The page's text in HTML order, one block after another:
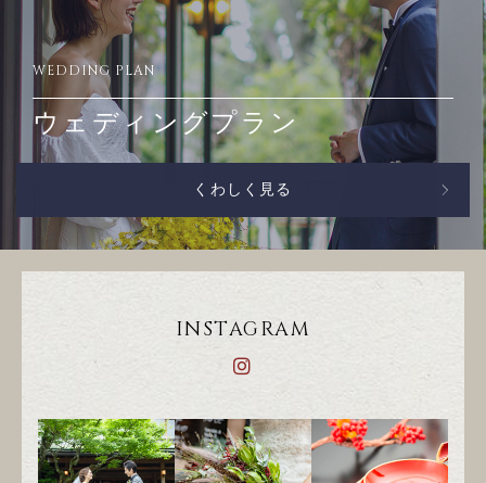
WEDDING PLAN
ウェディングプラン
くわしく見る
INSTAGRAM